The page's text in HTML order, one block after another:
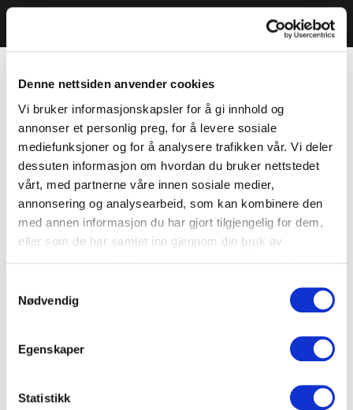
Denne nettsiden anvender cookies
Vi bruker informasjonskapsler for å gi innhold og
annonser et personlig preg, for å levere sosiale
mediefunksjoner og for å analysere trafikken vår. Vi deler
dessuten informasjon om hvordan du bruker nettstedet
vårt, med partnerne våre innen sosiale medier,
annonsering og analysearbeid, som kan kombinere den
med annen informasjon du har gjort tilgjengelig for dem,
eller som de har samlet inn gjennom din bruk av
Nødvendig
Egenskaper
Statistikk